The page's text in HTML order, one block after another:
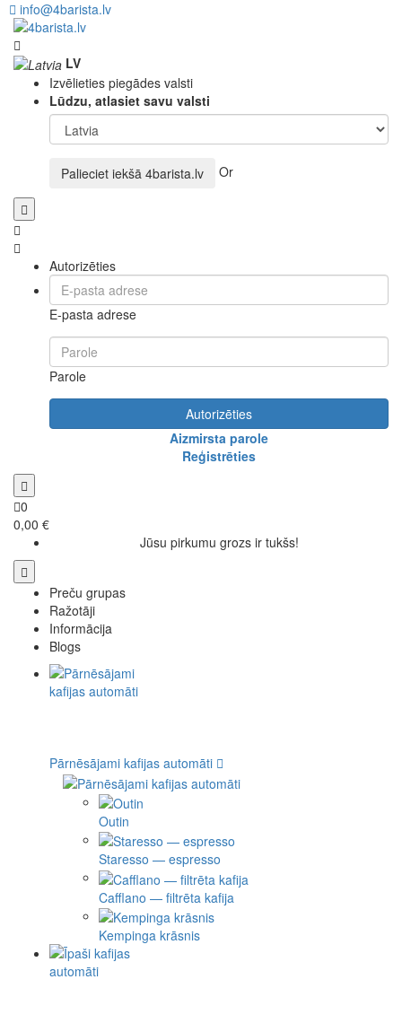
info@4barista.lv
LV
Izvēlieties piegādes valsti
Lūdzu, atlasiet savu valsti
Palieciet iekšā 4barista.lv Or
Autorizēties
E-pasta adrese
Parole
Autorizēties
Aizmirsta parole
Reģistrēties
0
0,00 €
Jūsu pirkumu grozs ir tukšs!
Preču grupas
Ražotāji
Informācija
Blogs
Pārnēsājami kafijas automāti
Outin
Staresso — espresso
Cafflano — filtrēta kafija
Kempinga krāsnis